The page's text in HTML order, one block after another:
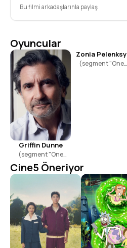
Bu filmi arkadaşlarınla paylaş
Oyuncular
Griffin Dunne
(segment "One
Night Stand")
Zonia Pelenksy
(segment "One
Cine5 Öneriyor